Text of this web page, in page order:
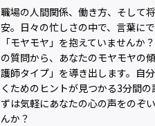
職場の人間関係、働き方、そして
安。日々の忙しさの中で、言葉に
「モヤモヤ」を抱えていませんか
の質問から、あなたのモヤモヤの
護師タイプ」を導き出します。自
くためのヒントが見つかる3分間の
ずは気軽にあなたの心の声をのぞ
んか？